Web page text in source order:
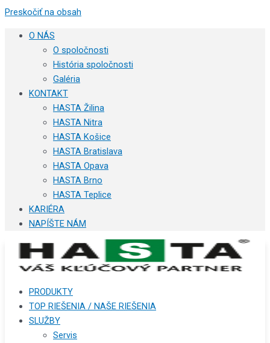
Preskočiť na obsah
O NÁS
O spoločnosti
História spoločnosti
Galéria
KONTAKT
HASTA Žilina
HASTA Nitra
HASTA Košice
HASTA Bratislava
HASTA Opava
HASTA Brno
HASTA Teplice
KARIÉRA
NAPÍŠTE NÁM
PRODUKTY
TOP RIEŠENIA / NAŠE RIEŠENIA
SLUŽBY
Servis